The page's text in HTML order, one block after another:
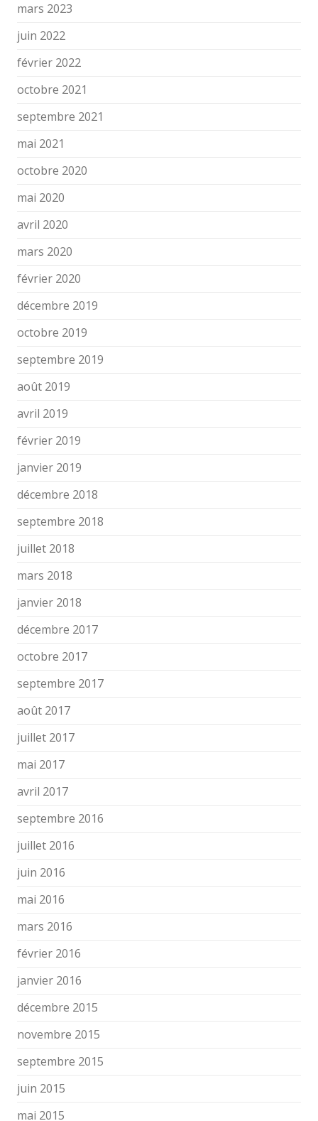
mars 2023
juin 2022
février 2022
octobre 2021
septembre 2021
mai 2021
octobre 2020
mai 2020
avril 2020
mars 2020
février 2020
décembre 2019
octobre 2019
septembre 2019
août 2019
avril 2019
février 2019
janvier 2019
décembre 2018
septembre 2018
juillet 2018
mars 2018
janvier 2018
décembre 2017
octobre 2017
septembre 2017
août 2017
juillet 2017
mai 2017
avril 2017
septembre 2016
juillet 2016
juin 2016
mai 2016
mars 2016
février 2016
janvier 2016
décembre 2015
novembre 2015
septembre 2015
juin 2015
mai 2015